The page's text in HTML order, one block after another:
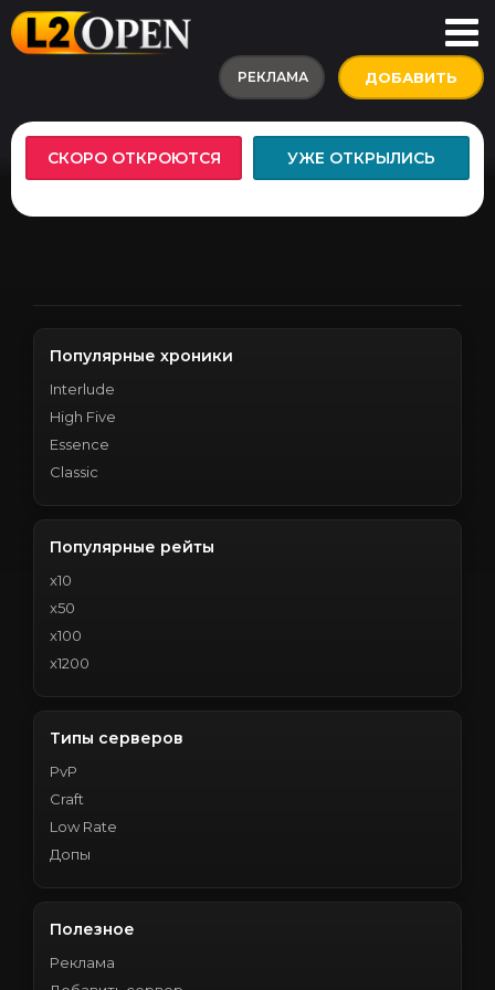
РЕКЛАМА ДОБАВИТЬ
СКОРО ОТКРОЮТСЯ УЖЕ ОТКРЫЛИСЬ
Популярные хроники
Interlude
High Five
Essence
Classic
Популярные рейты
x10
x50
x100
x1200
Типы серверов
PvP
Craft
Low Rate
Допы
Полезное
Реклама